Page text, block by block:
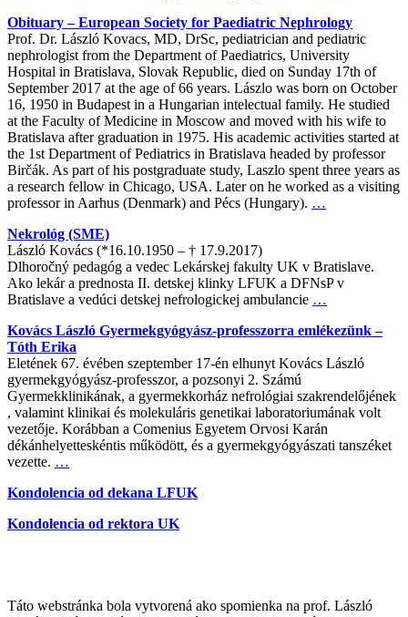
Obituary – European Society for Paediatric Nephrology
Prof. Dr. László Kovacs, MD, DrSc, pediatrician and pediatric
nephrologist from the Department of Paediatrics, University
Hospital in Bratislava, Slovak Republic, died on Sunday 17th of
September 2017 at the age of 66 years. Lászlo was born on October
16, 1950 in Budapest in a Hungarian intelectual family. He studied
at the Faculty of Medicine in Moscow and moved with his wife to
Bratislava after graduation in 1975. His academic activities started at
the 1st Department of Pediatrics in Bratislava headed by professor
Birčák. As part of his postgraduate study, Laszlo spent three years as
a research fellow in Chicago, USA. Later on he worked as a visiting
professor in Aarhus (Denmark) and Pécs (Hungary). …
Nekrológ (SME)
László Kovács (*16.10.1950 – † 17.9.2017)
Dlhoročný pedagóg a vedec Lekárskej fakulty UK v Bratislave.
Ako lekár a prednosta II. detskej klinky LFUK a DFNsP v
Bratislave a vedúci detskej nefrologickej ambulancie …
Kovács László Gyermekgyógyász-professzorra emlékezünk –
Tóth Erika
Eletének 67. évében szeptember 17-én elhunyt Kovács László
gyermekgyógyász-professzor, a pozsonyi 2. Számú
Gyermekklinikának, a gyermekkorház nefrológiai szakrendelőjének
, valamint klinikai és molekuláris genetikai laboratoriumának volt
vezetője. Korábban a Comenius Egyetem Orvosi Karán
dékánhelyetteskéntis működött, és a gyermekgyógyászati tanszéket
vezette. …
Kondolencia od dekana LFUK
Kondolencia od rektora UK
Táto webstránka bola vytvorená ako spomienka na prof. László